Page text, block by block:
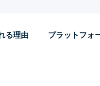
る理由 プラットフォ